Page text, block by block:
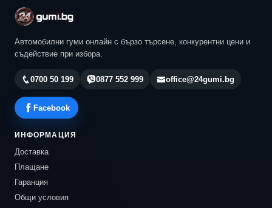
Автомобилни гуми онлайн с бързо търсене, конкурентни цени и
съдействие при избора.
0700 50 199 0877 552 999 office@24gumi.bg
Facebook
ИНФОРМАЦИЯ
Доставка
Плащане
Гаранция
Общи условия